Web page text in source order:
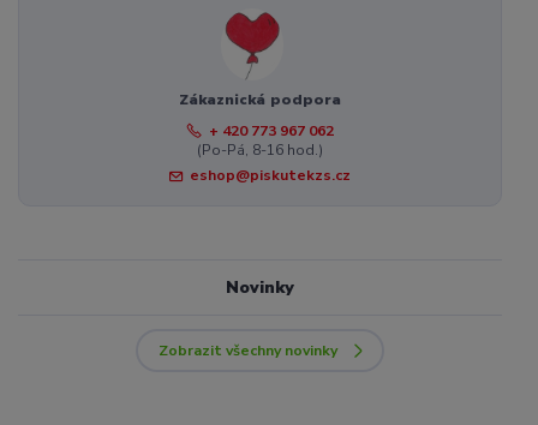
Zákaznická podpora
+ 420 773 967 062
(Po-Pá, 8-16 hod.)
eshop@piskutekzs.cz
Novinky
Zobrazit všechny novinky